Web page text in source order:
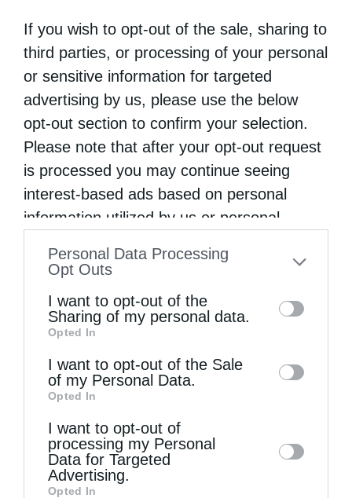
If you wish to opt-out of the sale, sharing to
third parties, or processing of your personal
or sensitive information for targeted
advertising by us, please use the below
opt-out section to confirm your selection.
Please note that after your opt-out request
is processed you may continue seeing
interest-based ads based on personal
information utilized by us or personal
to your opt-out. You may separately opt-out
information by third parties on the IAB’s list
of downstream participants. This
information may also be disclosed by us to
third parties on theIAB’s List of
Downstream Participants
disclose it to other third parties.
Personal Data Processing
Opt Outs
I want to opt-out of the
Sharing of my personal data.
Opted In
I want to opt-out of the Sale
of my Personal Data.
Opted In
I want to opt-out of
processing my Personal
Data for Targeted
Advertising.
Opted In
Τελευταία άρθρα
Ελληνικός Ερυθρός Σταυρός: Τι πρέπει να